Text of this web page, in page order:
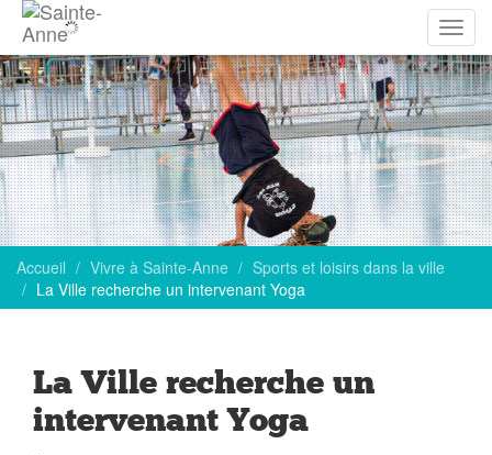
la
Accueil Vivre à Sainte-Anne
Sports et loisirs dans la ville
La Ville recherche un intervenant Yoga
La Ville recherche un
intervenant Yoga